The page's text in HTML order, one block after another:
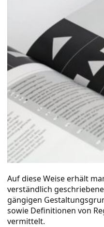
Auf diese Weise erhält
verständlich
gängigen
sowie Definitionen von
vermittelt.